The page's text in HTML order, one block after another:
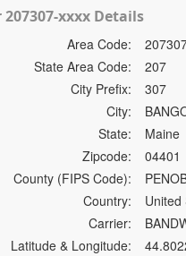
xxxx Details
Area Code:
State Area Code:
207
City Prefix:
307
City:
State:
Maine
Zipcode:
04401
County (FIPS Code):
Country:
United
Carrier:
Latitude & Longitude: